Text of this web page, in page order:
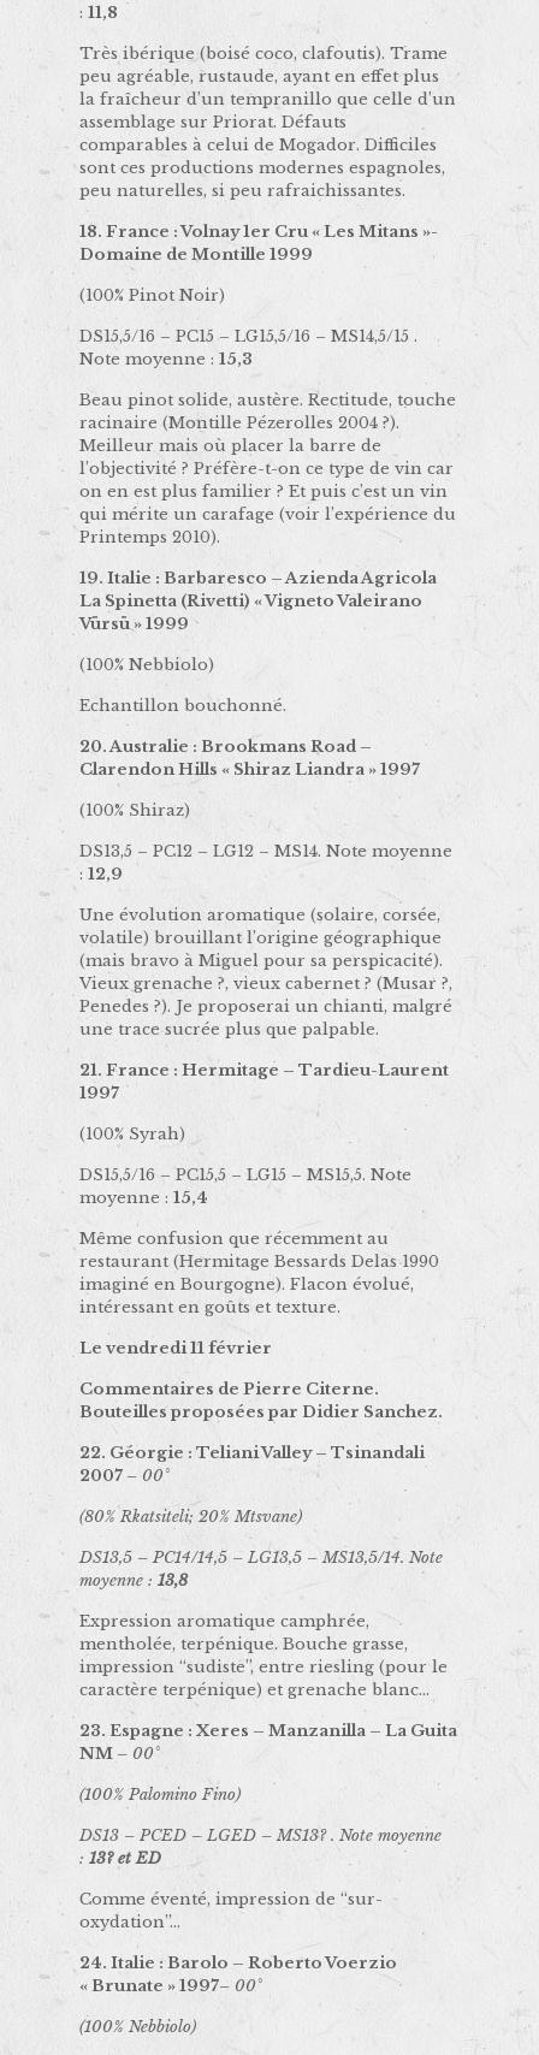
:11,8
Très ibérique (boisé coco, clafoutis). Trame
peu agréable, rustaude, ayant en effet plus
la fraîcheur d’un tempranillo que celle d’un
assemblage sur Priorat. Défauts
comparables à celui de Mogador. Difficiles
sont ces productions modernes espagnoles,
peu naturelles, si peu rafraichissantes.
18. France : Volnay 1er Cru « Les Mitans »-
Domaine de Montille 1999
(100% Pinot Noir)
DS15,5/16 – PC15 – LG15,5/16 – MS14,5/15 .
Note moyenne :15,3
Beau pinot solide, austère. Rectitude, touche
racinaire (Montille Pézerolles 2004 ?).
Meilleur mais où placer la barre de
l’objectivité ? Préfère-t-on ce type de vin car
on en est plus familier ? Et puis c’est un vin
qui mérite un carafage (voir l’expérience du
Printemps 2010).
19. Italie : Barbaresco – Azienda Agricola
La Spinetta (Rivetti) « Vigneto Valeirano
Vürsü » 1999
(100% Nebbiolo)
Echantillon bouchonné.
20. Australie : Brookmans Road –
Clarendon Hills « Shiraz Liandra » 1997
(100% Shiraz)
DS13,5 – PC12 – LG12 – MS14. Note moyenne
:12,9
Une évolution aromatique (solaire, corsée,
volatile) brouillant l’origine géographique
(mais bravo à Miguel pour sa perspicacité).
Vieux grenache ?, vieux cabernet ? (Musar ?,
Penedes ?). Je proposerai un chianti, malgré
une trace sucrée plus que palpable.
21. France : Hermitage – Tardieu-Laurent
1997
(100% Syrah)
DS15,5/16 – PC15,5 – LG15 – MS15,5. Note
moyenne :15,4
Même confusion que récemment au
restaurant (Hermitage Bessards Delas 1990
imaginé en Bourgogne). Flacon évolué,
intéressant en goûts et texture.
Le vendredi 11 février
Commentaires de Pierre Citerne.
Bouteilles proposées par Didier Sanchez.
22. Géorgie : Teliani Valley – Tsinandali
2007 – 00°
(80% Rkatsiteli; 20% Mtsvane)
DS13,5 – PC14/14,5 – LG13,5 – MS13,5/14. Note
moyenne :13,8
Expression aromatique camphrée,
mentholée, terpénique. Bouche grasse,
impression “sudiste”, entre riesling (pour le
caractère terpénique) et grenache blanc…
23. Espagne : Xeres – Manzanilla – La Guita
NM – 00°
(100% Palomino Fino)
DS13 – PCED – LGED – MS13? . Note moyenne
:13? et ED
Comme éventé, impression de “sur-
oxydation”…
24. Italie : Barolo – Roberto Voerzio
« Brunate » 1997– 00°
(100% Nebbiolo)